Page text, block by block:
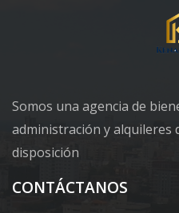
Somos una agencia de
administración y alquileres
disposición
CONTÁCTANOS